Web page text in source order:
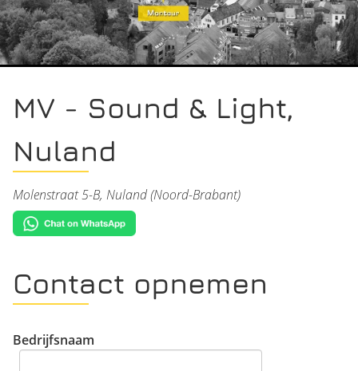
MV - Sound & Light,
Nuland
Molenstraat 5-B, Nuland (Noord-Brabant)
Contact opnemen
Bedrijfsnaam